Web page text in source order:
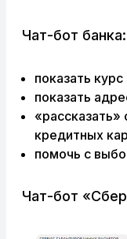
Чат-бот банка:
показать
показать
кредитных
помочь с
Чат-бот